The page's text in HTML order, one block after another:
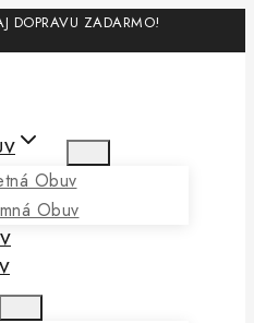
DOPRAVU ZADARMO!
Obuv
Obuv